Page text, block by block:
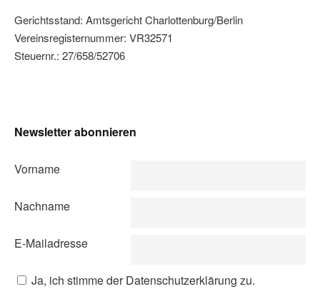
Gerichtsstand: Amtsgericht Charlottenburg/Berlin
Vereinsregisternummer: VR32571
Steuernr.: 27/658/52706
Newsletter abonnieren
Vorname
Nachname
E-Mailadresse
Ja, ich stimme der Datenschutzerklärung zu.